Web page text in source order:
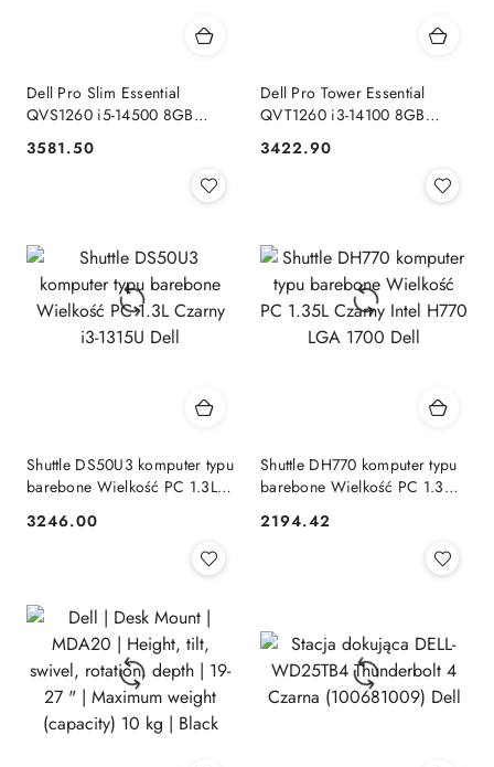
Dell Pro Slim Essential
QVS1260 i5-14500 8GB
WLAN + BT Kb+Mouse
Cena:
3581.50
Dell Pro Tower Essential
QVT1260 i3-14100 8GB
Graphics 730 WLAN+BT
Kb+Mouse W11Pro 3Y Dell
Cena:
3422.90
Shuttle DS50U3 komputer typu
barebone Wielkość PC 1.3L
Cena:
3246.00
Shuttle DH770 komputer typu
barebone Wielkość PC 1.35L
Dell
Cena:
2194.42